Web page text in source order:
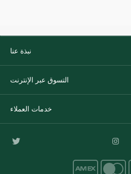
نبذة عنا
التسوق عبر الإنترنت
خدمات العملاء